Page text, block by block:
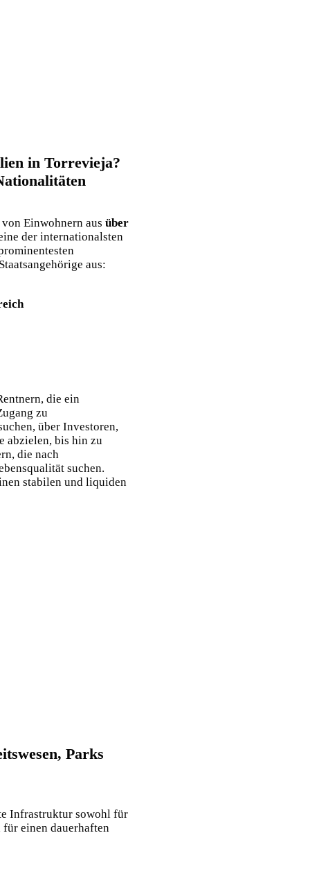
in Torrevieja?
Einwohnern aus über
der internationalsten
aus:
die ein
zu
über Investoren,
abzielen, bis hin zu
die nach
suchen.
stabilen und liquiden
Parks
Infrastruktur sowohl für
einen dauerhaften